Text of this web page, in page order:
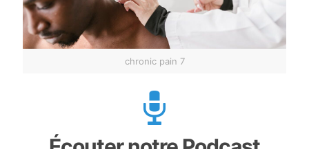
chronic pain 7